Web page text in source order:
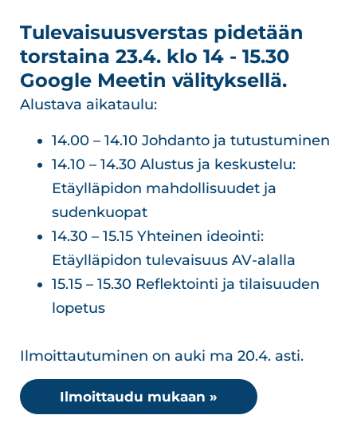
Tulevaisuusverstas pidetään
torstaina 23.4. klo 14 - 15.30
Google Meetin välityksellä.
Alustava aikataulu:
14.00 – 14.10 Johdanto ja tutustuminen
14.10 – 14.30 Alustus ja keskustelu:
Etäylläpidon mahdollisuudet ja
sudenkuopat
14.30 – 15.15 Yhteinen ideointi:
Etäylläpidon tulevaisuus AV-alalla
15.15 – 15.30 Reflektointi ja tilaisuuden
lopetus
Ilmoittautuminen on auki ma 20.4. asti.
Ilmoittaudu mukaan »